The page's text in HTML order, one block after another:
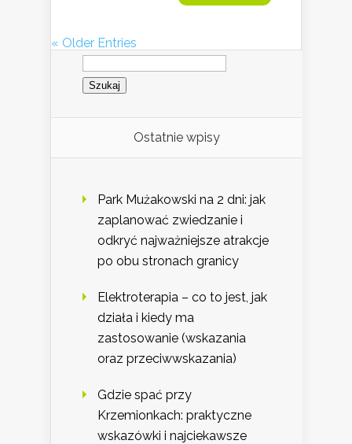
« Older Entries
Szukaj:
Ostatnie wpisy
Park Mużakowski na 2 dni: jak
zaplanować zwiedzanie i
odkryć najważniejsze atrakcje
po obu stronach granicy
Elektroterapia – co to jest, jak
działa i kiedy ma
zastosowanie (wskazania
oraz przeciwwskazania)
Gdzie spać przy
Krzemionkach: praktyczne
wskazówki i najciekawsze